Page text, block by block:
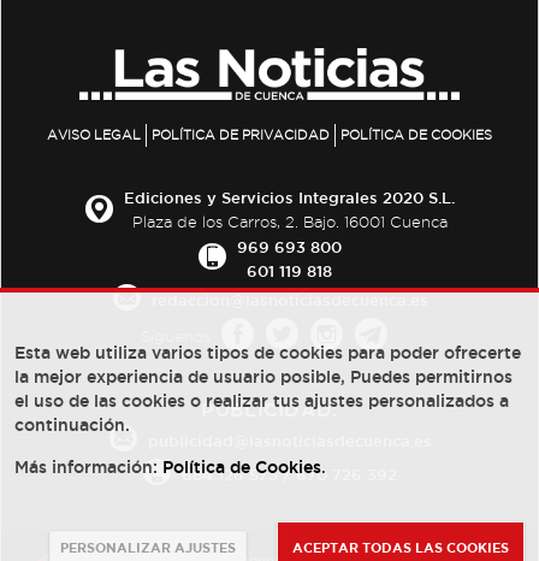
AVISO LEGAL POLÍTICA DE PRIVACIDAD POLÍTICA DE COOKIES
Ediciones y Servicios Integrales 2020 S.L.
Plaza de los Carros, 2. Bajo. 16001 Cuenca
969 693 800
601 119 818
PUBLICIDAD:
684 126 573/670 726 392
Esta web utiliza varios tipos de cookies para poder ofrecerte
la mejor experiencia de usuario posible, Puedes permitirnos
el uso de las cookies o realizar tus ajustes personalizados a
continuación.
Más información: Política de Cookies.
PERSONALIZAR AJUSTES ACEPTAR TODAS LAS COOKIES